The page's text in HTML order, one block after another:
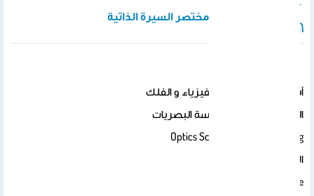
نبذة تعريفية / مختصر السيرة الذاتية
أستاذ مساعد, قسم الفيزياء و الفلك
التخصص: علوم وهندسة البصريات
Optics Science And Engineering
الاهتمامات Interests :
Material Science